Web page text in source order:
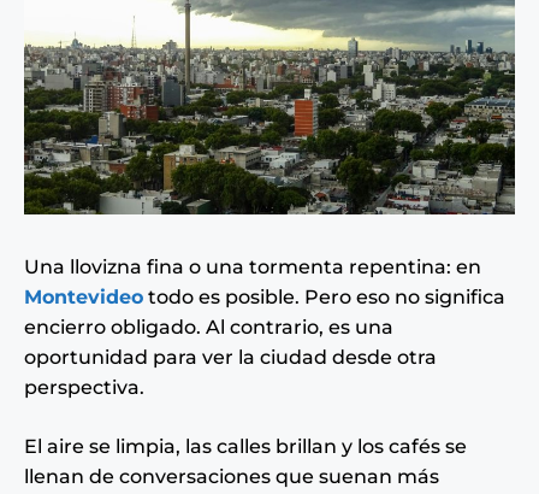
Una llovizna fina o una tormenta repentina: en
Montevideo todo es posible. Pero eso no significa
encierro obligado. Al contrario, es una
oportunidad para ver la ciudad desde otra
perspectiva.
El aire se limpia, las calles brillan y los cafés se
llenan de conversaciones que suenan más